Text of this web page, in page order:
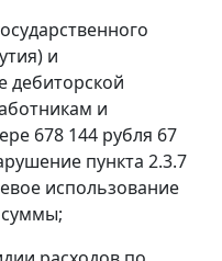
и
дебиторской
и
678 144 рубля 67
пункта 2.3.7
использование
суммы;